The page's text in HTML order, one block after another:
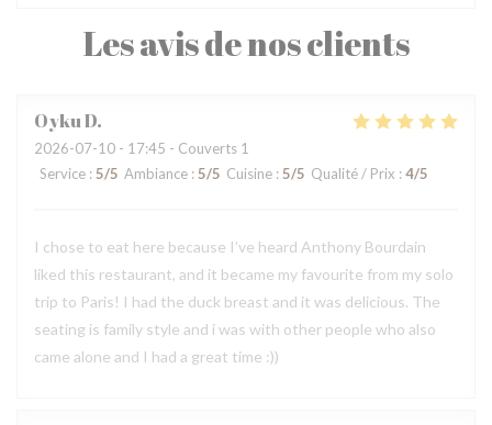
Les avis de nos clients
OykuD
2026-07-10 - 17:45 - Couverts 1
Service : 5/5 Ambiance : 5/5 Cuisine : 5/5 Qualité / Prix : 4/5
I chose to eat here because I’ve heard Anthony Bourdain
liked this restaurant, and it became my favourite from my solo
trip to Paris! I had the duck breast and it was delicious. The
seating is family style and i was with other people who also
came alone and I had a great time :))